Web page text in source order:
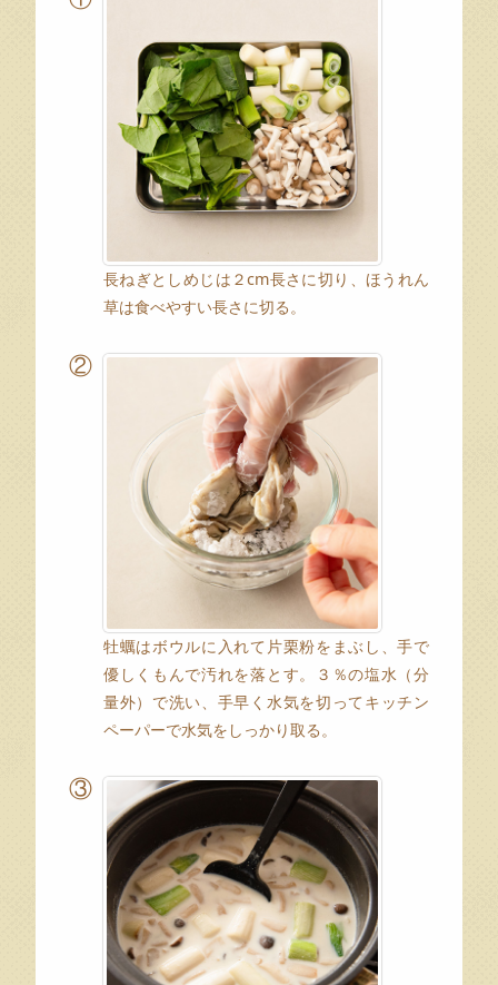
長ねぎとしめじは２cm長さに切り、ほうれん
草は食べやすい長さに切る。
②
牡蠣はボウルに入れて片栗粉をまぶし、手で
優しくもんで汚れを落とす。３％の塩水（分
量外）で洗い、手早く水気を切ってキッチン
ペーパーで水気をしっかり取る。
③